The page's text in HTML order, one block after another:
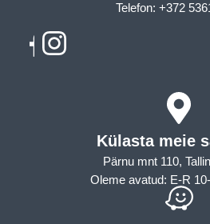
Telefon: +372
Külasta meie
Pärnu mnt 110,
Oleme avatud: E-R